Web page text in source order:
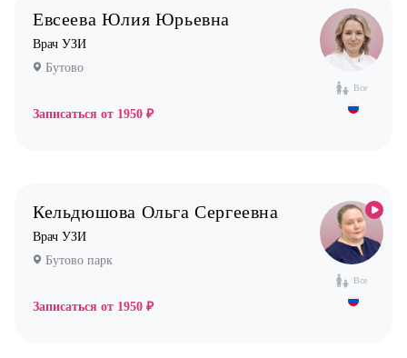
Все
Евсеева Юлия Юрьевна
Врач УЗИ
Бутово
Записаться от 1950 ₽
Все
Кельдюшова Ольга Сергеевна
Врач УЗИ
Бутово парк
Записаться от 1950 ₽